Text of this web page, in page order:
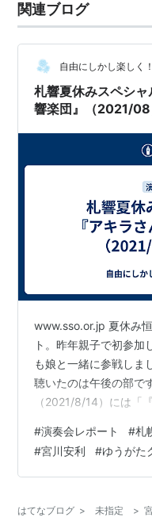
んごが落ちる』あらす
台俳優の田端光太郎。
関連ブログ
自由にしかし楽しく
札響夏休みスペシ
響楽団』（2021/
www.sso.or.jp 夏休み
ト。昨年親子で初参加
も娘と一緒に参戦しま
聴いたのは午後の部で
（2021/8/14）には「
札響は世界レベルのハ
うんとはっちゃけるこ
が集まっています！
2021年8月15日（日）
#演奏会レポート #札
#宮川安利 #ゆうがた
はてなブログ > 未指定 >